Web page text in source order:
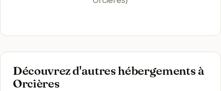
Découvrez d'autres hébergements à
Orcières